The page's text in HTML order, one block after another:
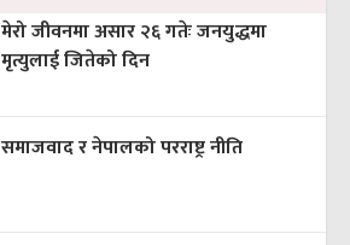
मेरो जीवनमा असार २६ गतेः जनयुद्धमा
मृत्युलाई जितेको दिन
समाजवाद र नेपालको परराष्ट्र नीति